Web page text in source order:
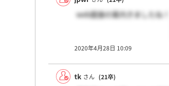
web面接の案内きましたね！
2020年4月28日 10:09
tk さん (21卒)